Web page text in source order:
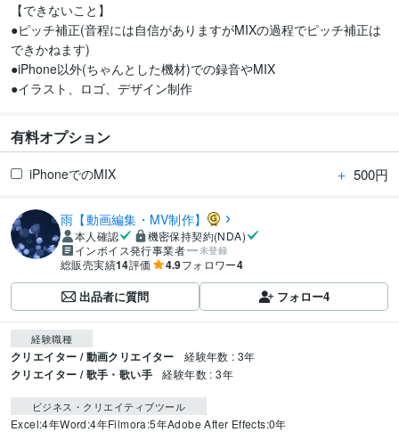
【できないこと】
●ピッチ補正(音程には自信がありますがMIXの過程でピッチ補正は
できかねます)
●iPhone以外(ちゃんとした機材)での録音やMIX
有料オプション
iPhoneでのMIX ＋ 500円
雨【動画編集・MV制作】
本人確認
機密保持契約(NDA)
インボイス発行事業者
未登録
総販売実績14評価 4.9フォロワー4
出品者に質問 フォロー4
経験職種
クリエイター / 動画クリエイター 経験年数 : 3年
クリエイター / 歌手・歌い手 経験年数 : 3年
ビジネス・クリエイティブツール
Excel:4年Word:4年Filmora:5年Adobe After Effects:0年